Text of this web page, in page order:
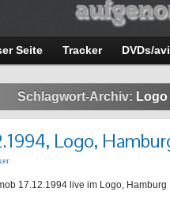
Seite Tracker DVDs/
Schlagwort-Archiv: Logo
Logo,
17.12.1994 live im Logo, Hamburg